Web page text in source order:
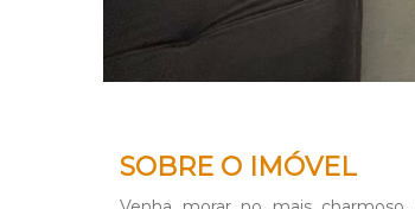
SOBRE O IMÓVEL